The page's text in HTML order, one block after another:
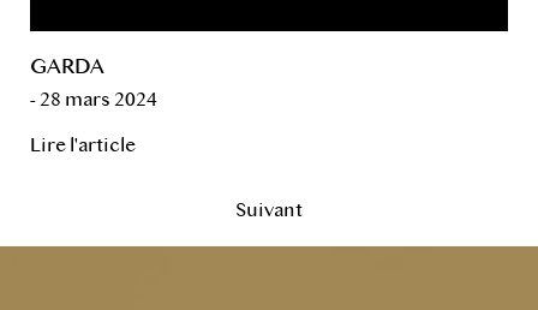
GARDA
- 28 mars 2024
Lire l'article
Suivant